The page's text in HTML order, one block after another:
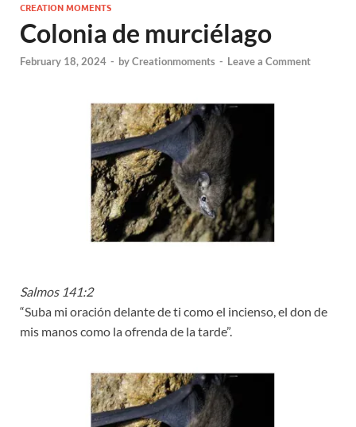
CREATION MOMENTS
Colonia de murciélago
February 18, 2024 - byCreationmoments - Leave a Comment
Salmos 141:2
“Suba mi oración delante de ti como el incienso, el don de
mis manos como la ofrenda de la tarde”.